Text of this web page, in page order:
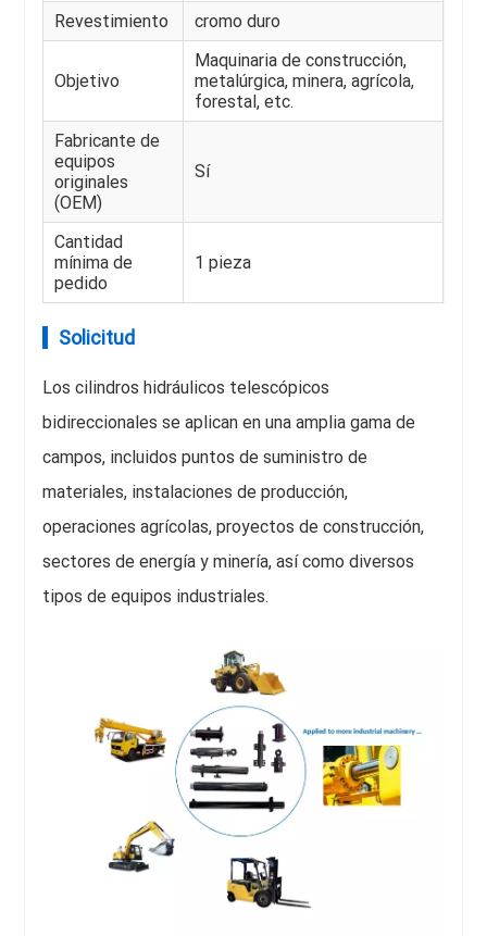
Revestimiento cromo duro
Objetivo
Maquinaria de construcción,
metalúrgica, minera, agrícola,
forestal, etc.
Fabricante de
equipos
originales
(OEM)
Sí
Cantidad
mínima de
pedido
1 pieza
Solicitud
Los cilindros hidráulicos telescópicos
bidireccionales se aplican en una amplia gama de
campos, incluidos puntos de suministro de
materiales, instalaciones de producción,
operaciones agrícolas, proyectos de construcción,
sectores de energía y minería, así como diversos
tipos de equipos industriales.